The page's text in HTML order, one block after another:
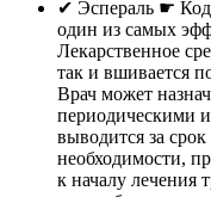
✔︎ Эспераль ☛
один из самых
Лекарственное
так и вшивается
Врач может
периодическими
выводится за
необходимости,
к началу лечения